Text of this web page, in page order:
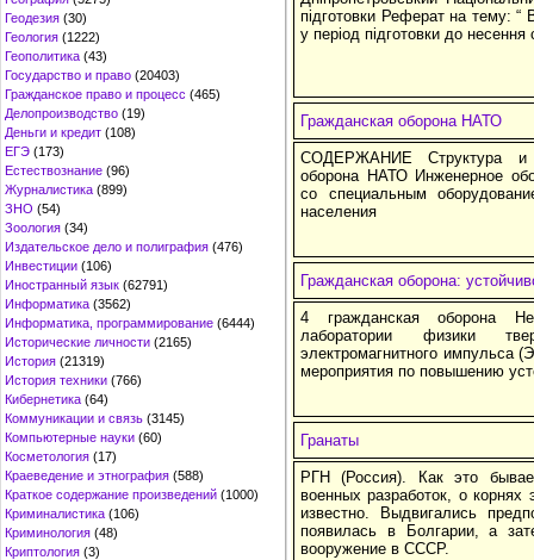
Геодезия (30)
Геология (1222)
Геополитика (43)
Государство и право (20403)
Гражданское право и процесс (465)
Делопроизводство (19)
Деньги и кредит (108)
ЕГЭ (173)
Естествознание (96)
Журналистика (899)
ЗНО (54)
Зоология (34)
Издательское дело и полиграфия (476)
Инвестиции (106)
Иностранный язык (62791)
Информатика (3562)
Информатика, программирование (6444)
Исторические личности (2165)
История (21319)
История техники (766)
Кибернетика (64)
Коммуникации и связь (3145)
Компьютерные науки (60)
Косметология (17)
Краеведение и этнография (588)
Краткое содержание произведений (1000)
Криминалистика (106)
Криминология (48)
Криптология (3)
підготовки Реферат на тему:
у період підготовки до несення
Гражданская оборона НАТО
СОДЕРЖАНИЕ Структура и
оборона НАТО Инженерное
со специальным
населения
Гражданская оборона:
4 гражданская оборона
лаборатории физики
электромагнитного импульса
мероприятия по повышению
Гранаты
РГН (Россия). Как это
военных разработок, о корнях
известно. Выд­вигались
появилась в Болгарии, а
вооружение в СССР.